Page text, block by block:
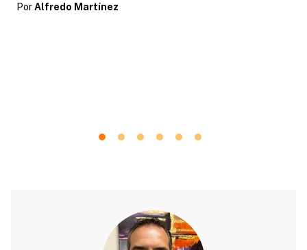
Por Alfredo Martínez